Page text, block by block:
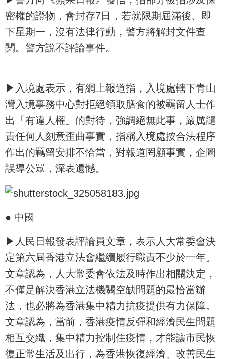
密權的證物，會封存7日，若就限期屆滿後、即
下星期一，沒有法律行動，警方將解封文件查
閲。警方說不評論事件。
▶入境處表示，有網上報道指，入境處轄下青山
灣入境事務中心對拒絕領取膳食的被羈留人士作
出「有違人權」的對待，強調絕無此事，嚴厲譴
責任何人刻意歪曲事實，指稱入境處按合法程序
作出的羈留安排不恰當，對報道罔顧事實，企圖
誤導公眾，深表遺憾。
● 中國
▶人民日報發表評論員文章，表示人大常委會決
定第六屆香港立法會繼續履行職責不少於一年。
文章認為，人大常委會依法及時作出相關決定，
不僅是解決香港立法機關空缺問題的最恰當辦
法，也必將為香港集中精力抗疫提供有力保障。
文章認為，當前，香港疫情反彈和經濟民生問題
相互交織，集中精力控制住疫情，才能讓市民恢
復正常生活及出行，為香港恢復經濟、改善民生